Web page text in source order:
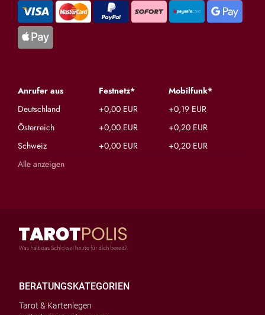
Anrufer aus Festnetz*
Mobilfunk*
Deutschland
+0,00 EUR
+0,19 EUR
Österreich
+0,00 EUR
+0,20 EUR
Schweiz
+0,00 EUR
+0,20 EUR
Alle anzeigen
BERATUNGSKATEGORIEN
Tarot & Kartenlegen